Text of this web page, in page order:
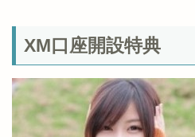
XM口座開設特典